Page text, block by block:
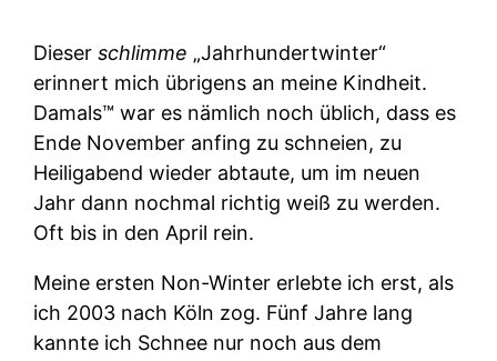
Dieserschlimme „Jahrhundertwinter“
erinnert mich übrigens an meine Kindheit.
Damals™ war es nämlich noch üblich, dass es
Ende November anfing zu schneien, zu
Heiligabend wieder abtaute, um im neuen
Jahr dann nochmal richtig weiß zu werden.
Oft bis in den April rein.
Meine ersten Non-Winter erlebte ich erst, als
ich 2003 nach Köln zog. Fünf Jahre lang
kannte ich Schnee nur noch aus dem